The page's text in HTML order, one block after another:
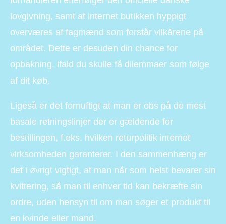
lovgivning, samt at internet butikken hyppigt
overværes af fagmænd som forstår vilkårene på
området. Dette er desuden din chance for
opbakning, ifald du skulle få dilemmaer som følge
af dit køb.
Ligeså er det fornuftigt at man er obs på de mest
basale retningslinjer der er gældende for
bestillingen, f.eks. hvilken returpolitik internet
virksomheden garanterer. I den sammenhæng er
det i øvrigt vigtigt, at man når som helst bevarer sin
kvittering, så man til enhver tid kan bekræfte sin
ordre, uden hensyn til om man søger et produkt til
en kvinde eller mand.